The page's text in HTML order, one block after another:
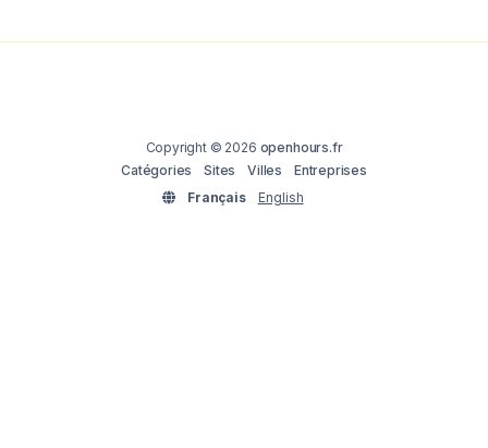
Copyright © 2026 openhours.fr
Catégories
Sites Villes
Entreprises
Français
English